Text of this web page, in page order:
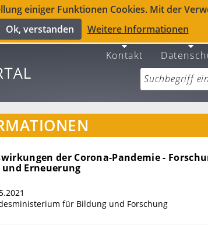
einiger Funktionen Cookies. Mit der
Ok, verstanden
Weitere Informationen
Kontakt
der Corona-Pandemie -
Erneuerung
für Bildung und Forschung